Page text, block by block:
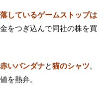
しているゲームストップは
をつぎ込んで同社の株を買
赤いバンダナと猫のシャツ。
を熱弁。